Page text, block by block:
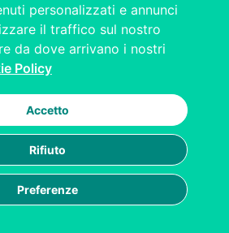
personalizzati e annunci
il traffico sul nostro
da dove arrivano i nostri
Policy
Accetto
Rifiuto
Preferenze